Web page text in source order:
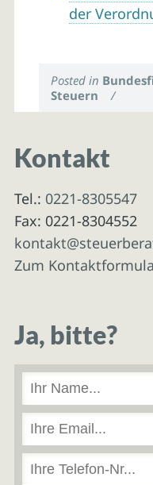
der
Posted in
Steuern
/
Kontakt
Tel.: 0221-8305547
Fax: 0221-8304552
Zum
Ja, bitte?